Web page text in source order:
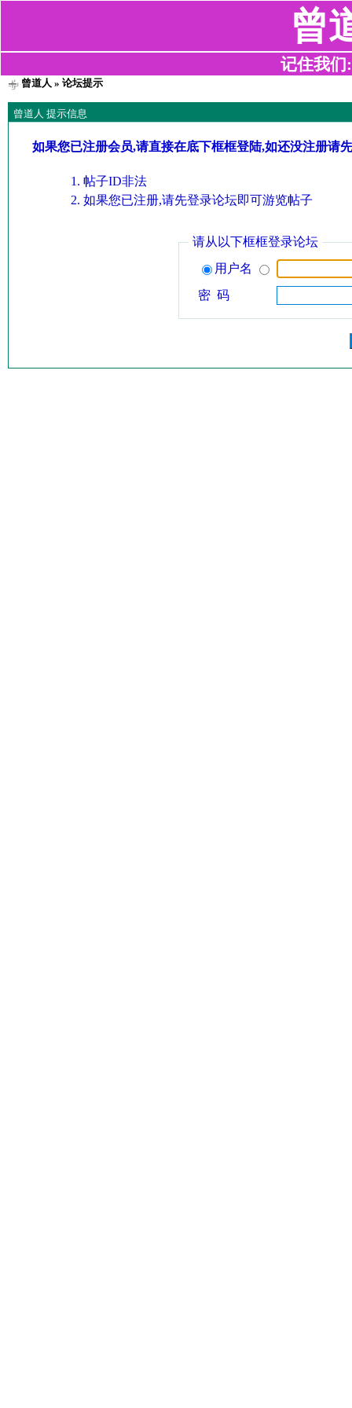
曾
记住我们
曾道人 » 论坛提示
曾道人 提示信息
如果您已注册会员,请直接在底下框框登陆,如还没注册请
帖子ID非法
如果您已注册,请先登录论坛即可游览帖子
请从以下框框登录论坛
用户名
密 码